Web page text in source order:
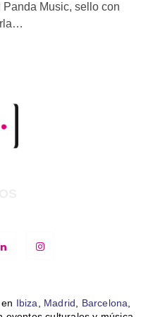
Music, sello con
Ibiza Madrid Barcelona